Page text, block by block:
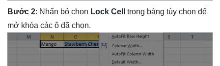
Bước 2: Nhấn bỏ chọn Lock Cell
trong bảng tùy chọn để
mở khóa các ô đã chọn.